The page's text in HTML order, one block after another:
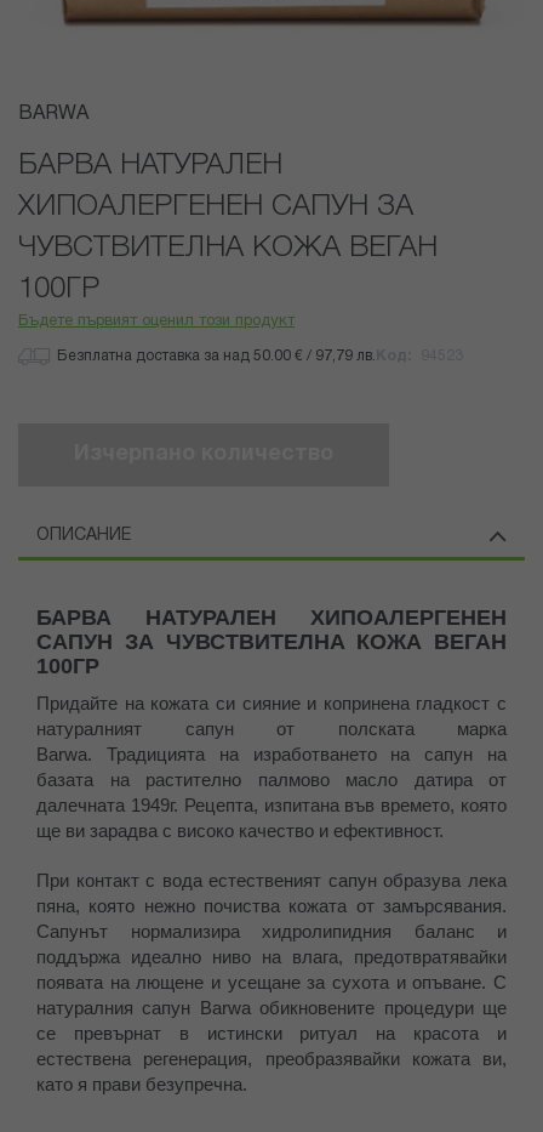
Преминете
началото
галерия
със
снимки
BARWA
БАРВА НАТУРАЛЕН
ХИПОАЛЕРГЕНЕН САПУН ЗА
ЧУВСТВИТЕЛНА КОЖА ВЕГАН
100ГР
Бъдете първият оценил този продукт
Безплатна доставка за над 50.00 € / 97,79 лв.
ОПИСАНИЕ
БАРВА НАТУРАЛЕН ХИПОАЛЕРГЕНЕН
САПУН ЗА ЧУВСТВИТЕЛНА КОЖА ВЕГАН
100ГР
Придайте на кожата си сияние и копринена гладкост с
натуралният сапун от полската марка
Barwa. Традицията на изработването на сапун на
базата на растително палмово масло датира от
далечната 1949г. Рецепта, изпитана във времето, която
ще ви зарадва с високо качество и ефективност.
При контакт с вода естественият сапун образува лека
пяна, която нежно почиства кожата от замърсявания.
Сапунът нормализира хидролипидния баланс и
поддържа идеално ниво на влага, предотвратявайки
появата на лющене и усещане за сухота и опъване. С
натуралния сапун Barwa обикновените процедури ще
се превърнат в истински ритуал на красота и
естествена регенерация, преобразявайки кожата ви,
като я прави безупречна.